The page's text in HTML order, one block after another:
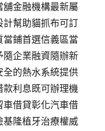
金融機構最新屬
幫助貓抓布可訂
鋪首選信義區當
企業融資隨辦新
的熱水系統提供
利息既可辦理機
借貸彰化汽車借
隆植牙治療權威